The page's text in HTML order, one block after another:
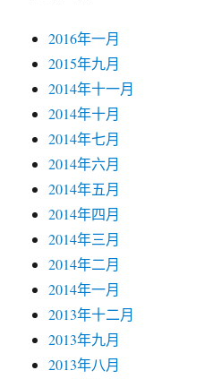
2016年一月
2015年九月
2014年十一月
2014年十月
2014年七月
2014年六月
2014年五月
2014年四月
2014年三月
2014年二月
2014年一月
2013年十二月
2013年九月
2013年八月